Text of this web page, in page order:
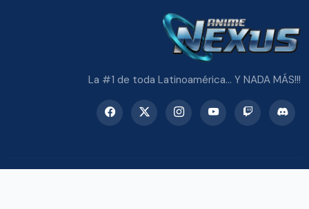
La #1 de toda Latinoamérica... Y NADA MÁS!!!